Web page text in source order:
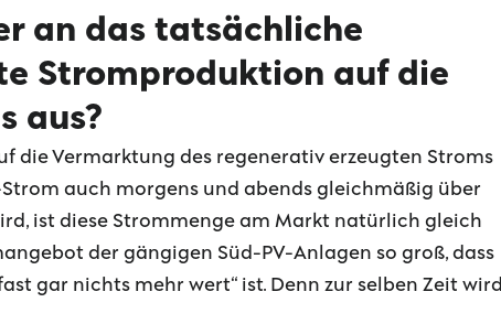
an das tatsächliche
Stromproduktion auf die
aus?
die Vermarktung des regenerativ erzeugten Stroms
auch morgens und abends gleichmäßig über
ist diese Strommenge am Markt natürlich gleich
der gängigen Süd-PV-Anlagen so groß, dass
gar nichts mehr wert“ ist. Denn zur selben Zeit wird